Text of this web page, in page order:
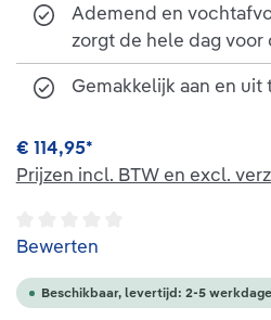
Ademend en
zorgt de hele dag
Gemakkelijk aan en uit
€ 114,95*
Prijzen incl. BTW en excl.
Gemiddelde waardering van
Bewerten
Beschikbaar, levertijd: 2-5